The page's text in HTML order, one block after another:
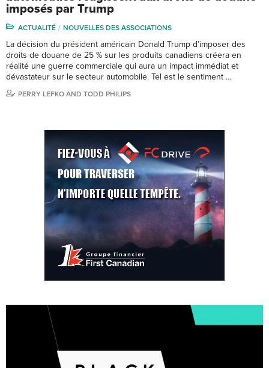
imposés par Trump
ACTUALITÉ NOUVELLES DES ASSOCIATIONS
La décision du président américain Donald Trump d’imposer des
droits de douane de 25 % sur les produits canadiens créera en
réalité une guerre commerciale qui aura un impact immédiat et
dévastateur sur le secteur automobile. Tel est le sentiment …
PERRY LEFKO AND TODD PHILIPS